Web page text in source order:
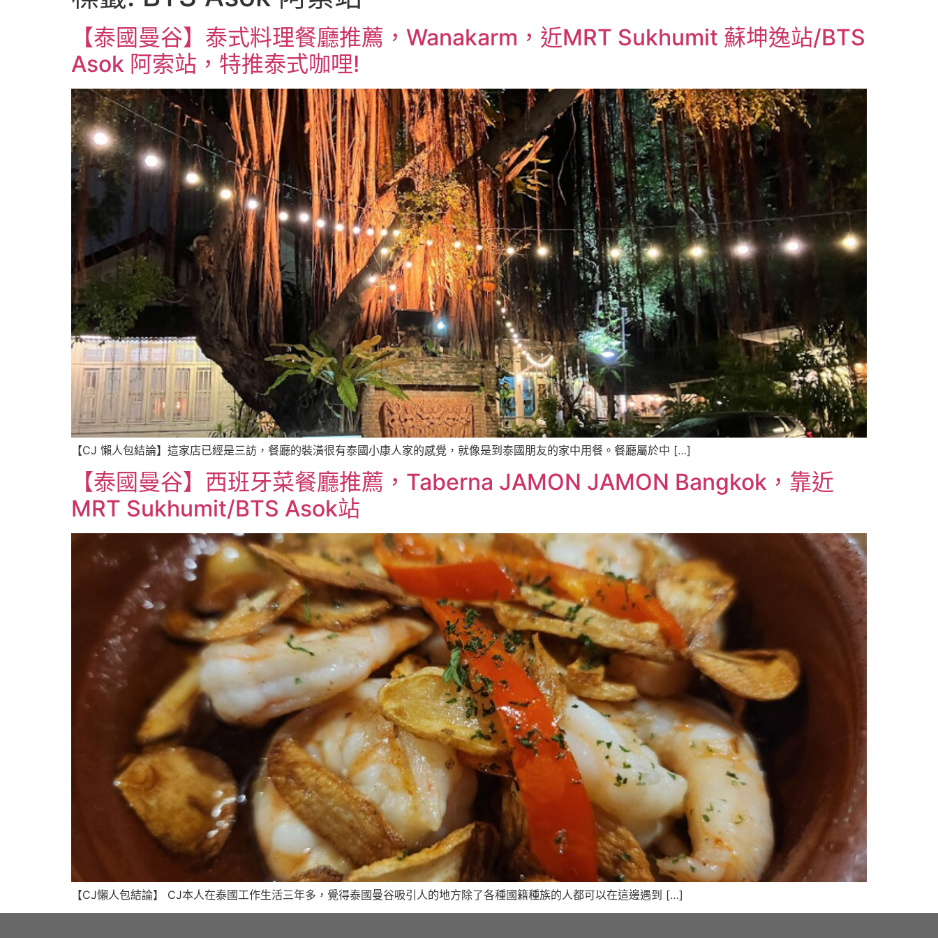
【泰國曼谷】泰式料理餐廳推薦，Wanakarm，近MRT Sukhumit 蘇坤逸站/BTS
Asok 阿索站，特推泰式咖哩!
【CJ 懶人包結論】這家店已經是三訪，餐廳的裝潢很有泰國小康人家的感覺，就像是到泰國朋友的家中用餐。餐廳屬於中 […]
【泰國曼谷】西班牙菜餐廳推薦，Taberna JAMON JAMON Bangkok，靠近
MRT Sukhumit/BTS Asok站
【CJ懶人包結論】 CJ本人在泰國工作生活三年多，覺得泰國曼谷吸引人的地方除了各種國籍種族的人都可以在這邊遇到 […]